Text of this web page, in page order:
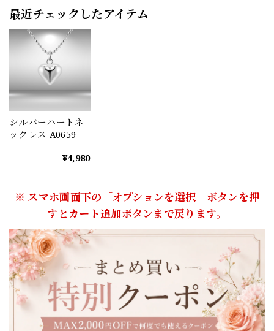
最近チェックしたアイテム
シルバーハートネ
ックレス A0659
¥4,980
※ スマホ画面下の「オプションを選択」ボタンを押
すとカート追加ボタンまで戻ります。